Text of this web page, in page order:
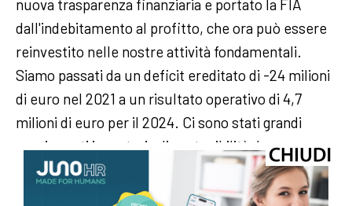
nuova trasparenza finanziaria e portato la FIA
dall'indebitamento al profitto, che ora può essere
reinvestito nelle nostre attività fondamentali.
Siamo passati da un deficit ereditato di -24 milioni
di euro nel 2021 a un risultato operativo di 4,7
milioni di euro per il 2024. Ci sono stati grandi
passi avanti in materia di sostenibilità, lavoro
normativo e garanzia del futuro dei nostri
campionati. Abbiamo ampliato la nostra rete.